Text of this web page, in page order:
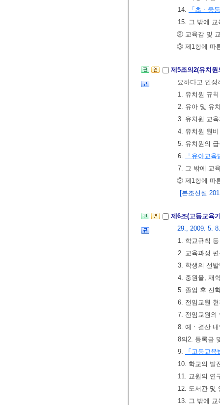
14.
「초ㆍ중
15. 그 밖에
② 교육감 및
③ 제1항에 따
제5조의2(유치
요하다고 인
1. 유치원 규
2. 유아 및 유
3. 유치원 교
4. 유치원 원
5. 유치원의
6.
「유아교육
7. 그 밖에 교
② 제1항에 따
[본조신설
제6조(고등교육
29., 2009. 5.
1. 학교규칙
2. 교육과정
3. 학생의 선
4. 충원율, 재
5. 졸업 후 진
6. 전임교원
7. 전임교원의
8. 예ㆍ결산
8의2. 등록금
9.
「고등교육
10. 학교의 발
11. 교원의 연
12. 도서관 및
13. 그 밖에